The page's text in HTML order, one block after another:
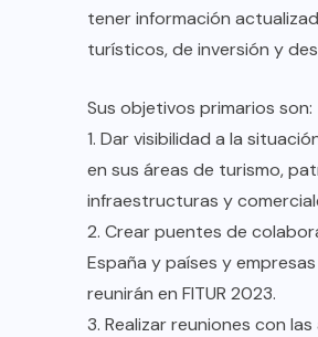
tener información
turísticos, de inversión y
Sus objetivos primarios son:
1. Dar visibilidad a la
en sus áreas de turismo,
infraestructuras y
2. Crear puentes de
España y países y
reunirán en FITUR 2023.
3. Realizar reuniones con